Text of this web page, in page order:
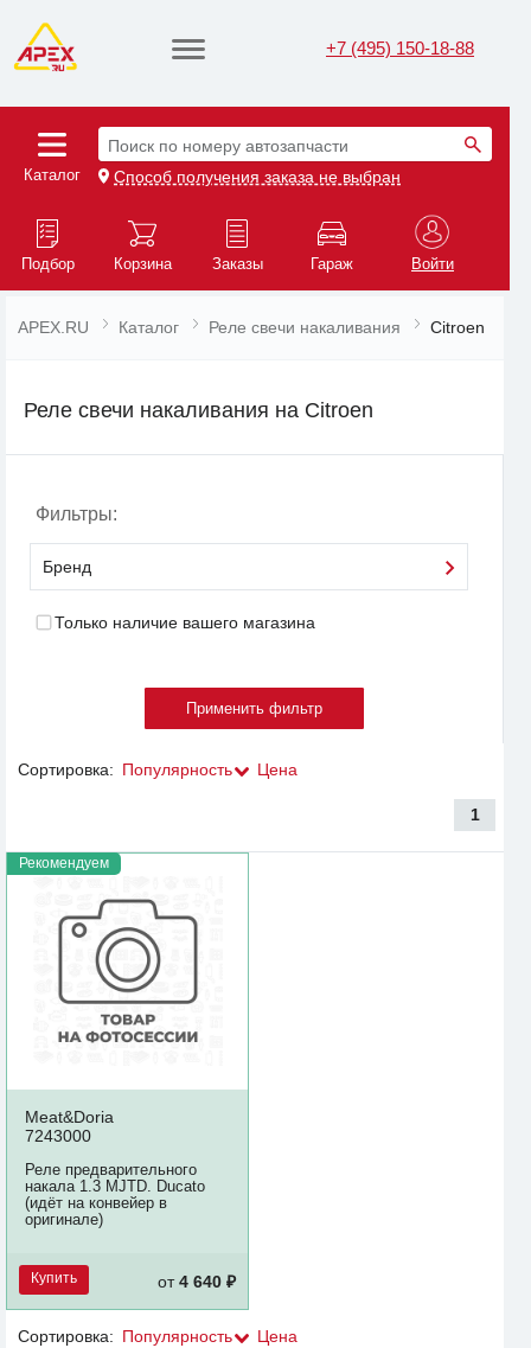
+7 (495) 150-18-88
Каталог
Поиск по номеру автозапчасти
Способ получения заказа не выбран
Подбор Корзина Заказы Гараж Войти
APEX.RU Каталог Реле свечи накаливания Citroen
Реле свечи накаливания на Citroen
Фильтры:
Бренд
Только наличие вашего магазина
Сортировка: Популярность Цена
1
Рекомендуем
Meat&Doria
7243000
Реле предварительного
накала 1.3 MJTD. Ducato
(идёт на конвейер в
оригинале)
Купить от4 640 ₽
Сортировка: Популярность Цена